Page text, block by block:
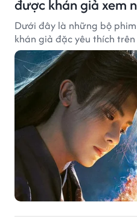
được khán giả xem
Dưới đây là những bộ
khán giả đặc yêu thích